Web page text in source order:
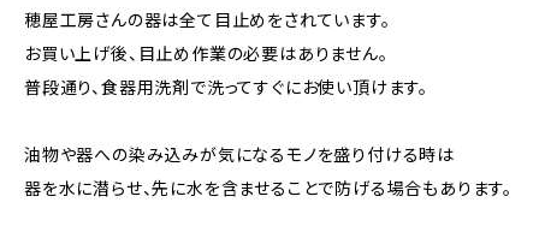
穂屋工房さんの器は全て目止めをされています。
お買い上げ後、目止め作業の必要はありません。
普段通り、食器用洗剤で洗ってすぐにお使い頂けます。
油物や器への染み込みが気になるモノを盛り付ける時は
器を水に潜らせ、先に水を含ませることで防げる場合もあります。